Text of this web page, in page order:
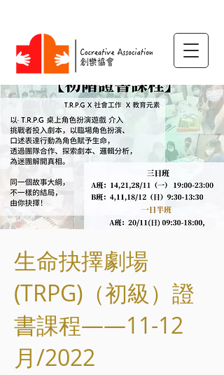
生命抉擇劇場
(TRPG)（初級）證
書課程——11-12
月/2022